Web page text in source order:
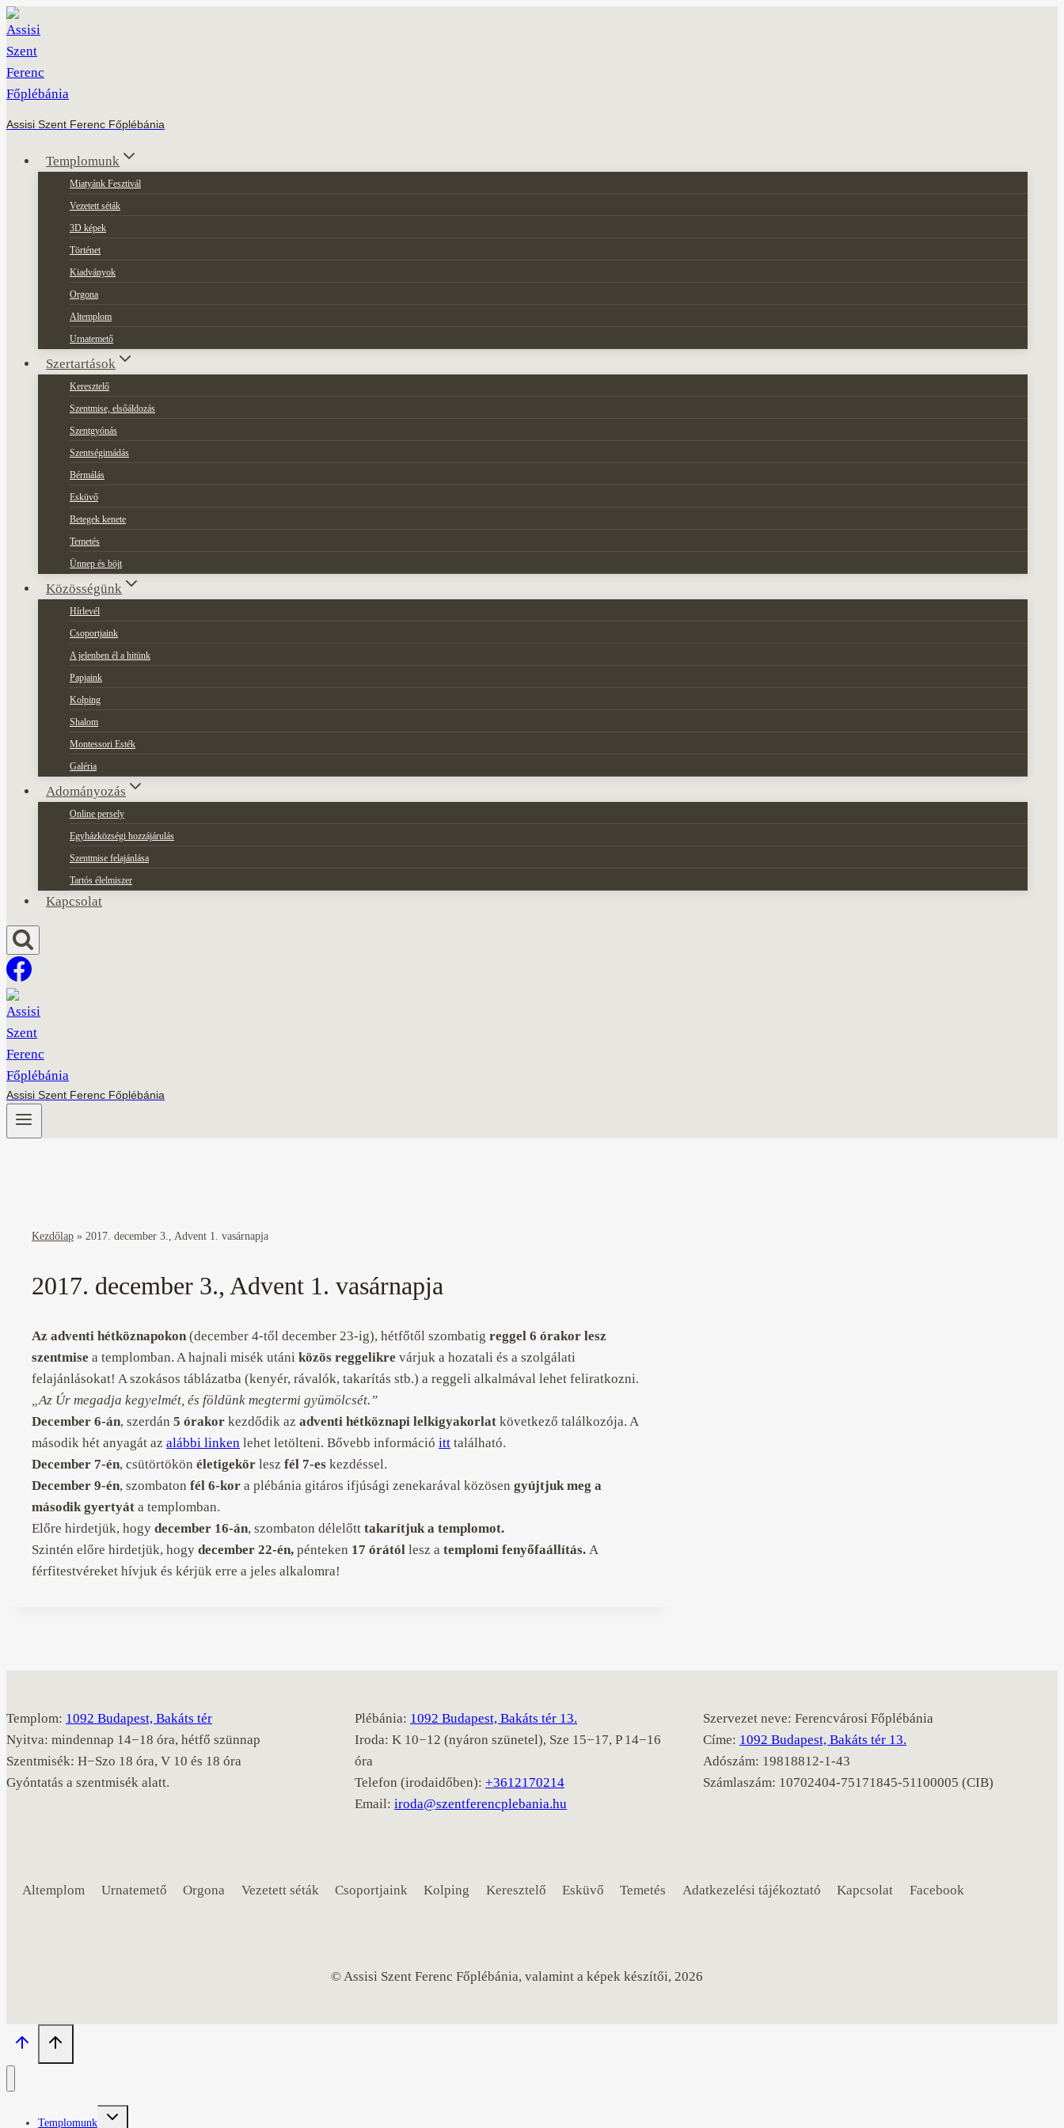
Skip
to
content
Assisi Szent Ferenc Főplébánia
Templomunk
Miatyánk Fesztivál
Vezetett séták
3D képek
Történet
Kiadványok
Orgona
Altemplom
Urnatemető
Szertartások
Keresztelő
Szentmise, elsőáldozás
Szentgyónás
Szentségimádás
Bérmálás
Esküvő
Betegek kenete
Temetés
Ünnep és böjt
Közösségünk
Hírlevél
Csoportjaink
A jelenben él a hitünk
Papjaink
Kolping
Shalom
Montessori Esték
Galéria
Adományozás
Online persely
Egyházközségi hozzájárulás
Szentmise felajánlása
Tartós élelmiszer
Kapcsolat
Assisi Szent Ferenc Főplébánia
Kezdőlap » 2017. december 3., Advent 1. vasárnapja
2017. december 3., Advent 1. vasárnapja
Az adventi hétköznapokon (december 4-től december 23-ig), hétfőtől szombatig reggel 6 órakor lesz
szentmise a templomban. A hajnali misék utáni közös reggelikre várjuk a hozatali és a szolgálati
felajánlásokat! A szokásos táblázatba (kenyér, rávalók, takarítás stb.) a reggeli alkalmával lehet feliratkozni.
„Az Úr megadja kegyelmét, és földünk megtermi gyümölcsét.”
December 6-án, szerdán 5 órakor kezdődik az adventi hétköznapi lelkigyakorlat következő találkozója. A
második hét anyagát az alábbi linken lehet letölteni. Bővebb információ itt található.
December 7-én, csütörtökön életigekör lesz fél 7-es kezdéssel.
December 9-én, szombaton fél 6-kor a plébánia gitáros ifjúsági zenekarával közösen gyújtjuk meg a
második gyertyát a templomban.
Előre hirdetjük, hogy december 16-án, szombaton délelőtt takarítjuk a templomot.
Szintén előre hirdetjük, hogy december 22-én, pénteken 17 órától lesz a templomi fenyőfaállítás. A
férfitestvéreket hívjuk és kérjük erre a jeles alkalomra!
Templom: 1092 Budapest, Bakáts tér
Nyitva: mindennap 14−18 óra, hétfő szünnap
Szentmisék: H−Szo 18 óra, V 10 és 18 óra
Gyóntatás a szentmisék alatt.
Plébánia: 1092 Budapest, Bakáts tér 13.
Iroda: K 10−12 (nyáron szünetel), Sze 15−17, P 14−16
óra
Telefon (irodaidőben): +3612170214
Email: iroda@szentferencplebania.hu
Szervezet neve: Ferencvárosi Főplébánia
Címe: 1092 Budapest, Bakáts tér 13.
Adószám: 19818812-1-43
Számlaszám: 10702404-75171845-51100005 (CIB)
Altemplom Urnatemető Orgona Vezetett séták Csoportjaink Kolping Keresztelő Esküvő Temetés Adatkezelési tájékoztató Kapcsolat Facebook
© Assisi Szent Ferenc Főplébánia, valamint a képek készítői, 2026
Templomunk
Toggle